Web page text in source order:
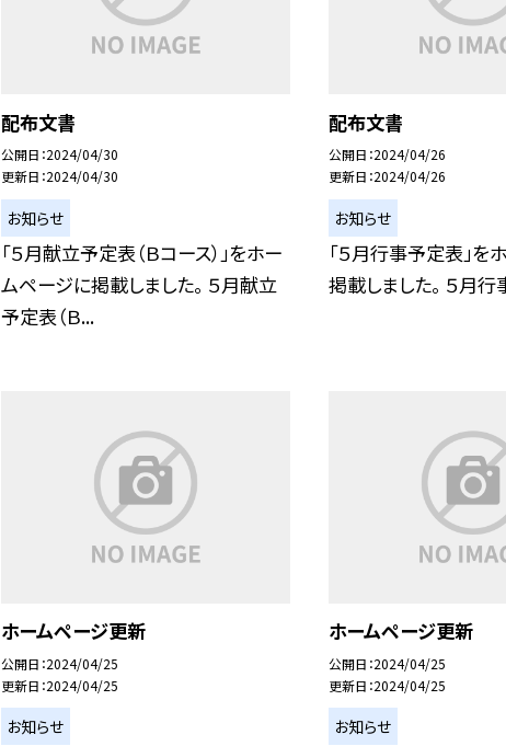
配布文書
公開日 2024/04/30
更新日 2024/04/30
お知らせ
「５月献立予定表（Ｂコース）」をホー
ムページに掲載しました。 ５月献立
予定表（Ｂ...
配布文書
公開日 2024/04/26
更新日 2024/04/26
お知らせ
「５月行事予定表」を
掲載しました。 ５月
ホームページ更新
公開日 2024/04/25
更新日 2024/04/25
お知らせ
ホームページ更新
公開日 2024/04/25
更新日 2024/04/25
お知らせ